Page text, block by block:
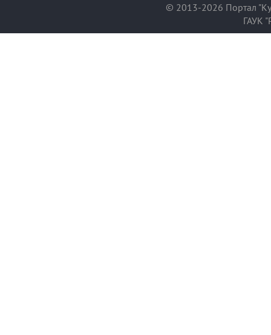
© 2013-2026 Портал
ГАУК